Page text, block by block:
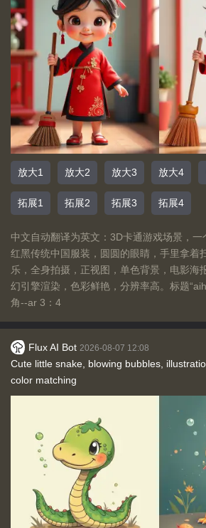
放大1 放大2 放大3 放大4
拓展1 拓展2 拓展3 拓展4
中文自动翻译为英文：3D卡通游戏场景，
红黑传统中国服装，圆圆的眼睛，手里拿着
乐，全身拍摄，正视图，单色背景，电影海
幻引擎渲染，色彩鲜艳，分辨率高。标题
角--ar 3：4
Flux AI Bot 2026-08-07 12:08
Cute little snake, blowing bubbles,
color matching